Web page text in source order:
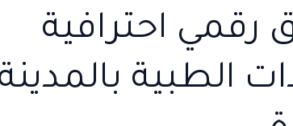
رقمي احترافية
الطبية